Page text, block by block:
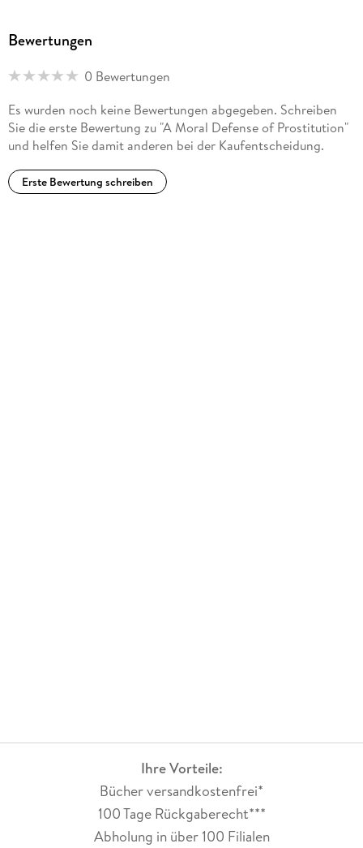
Bewertungen
0 Bewertungen
Es wurden noch keine Bewertungen abgegeben. Schreiben
Sie die erste Bewertung zu "A Moral Defense of Prostitution"
und helfen Sie damit anderen bei der Kaufentscheidung.
Erste Bewertung schreiben
Ihre Vorteile:
Bücher versandkostenfrei*
100 Tage Rückgaberecht***
Abholung in über 100 Filialen